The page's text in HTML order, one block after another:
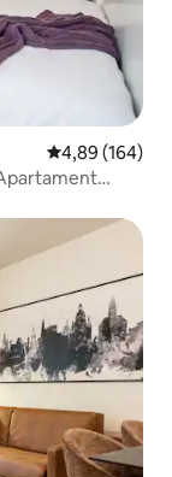
Średnia
4,89 (164)